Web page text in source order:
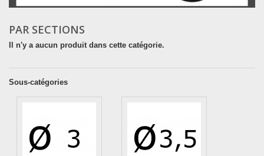
PAR SECTIONS
Il n'y a aucun produit dans cette catégorie.
Sous-catégories